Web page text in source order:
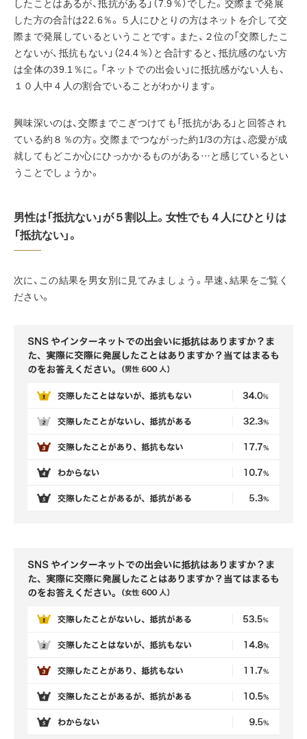
した方の合計は22.6％。５人にひとりの方はネットを介して交
際まで発展しているということです。また、２位の「交際したこ
とないが、抵抗もない」（24.4％）と合計すると、抵抗感のない方
は全体の39.1％に。「ネットでの出会い」に抵抗感がない人も、
１０人中４人の割合でいることがわかります。
興味深いのは、交際までこぎつけても「抵抗がある」と回答され
ている約８％の方。交際までつながった約1/3の方は、恋愛が成
就してもどこか心にひっかかるものがある…と感じているとい
うことでしょうか。
男性は「抵抗ない」が５割以上。女性でも４人にひとりは
「抵抗ない」。
次に、この結果を男女別に見てみましょう。早速、結果をご覧く
ださい。